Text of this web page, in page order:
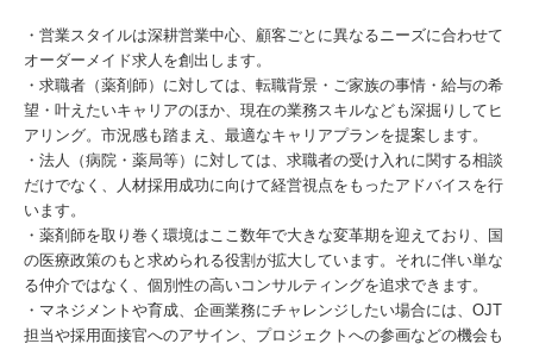
・営業スタイルは深耕営業中心、顧客ごとに異なるニーズに合わせて
オーダーメイド求人を創出します。
・求職者（薬剤師）に対しては、転職背景・ご家族の事情・給与の希
望・叶えたいキャリアのほか、現在の業務スキルなども深掘りしてヒ
アリング。市況感も踏まえ、最適なキャリアプランを提案します。
・法人（病院・薬局等）に対しては、求職者の受け入れに関する相談
だけでなく、人材採用成功に向けて経営視点をもったアドバイスを行
います。
・薬剤師を取り巻く環境はここ数年で大きな変革期を迎えており、国
の医療政策のもと求められる役割が拡大しています。それに伴い単な
る仲介ではなく、個別性の高いコンサルティングを追求できます。
・マネジメントや育成、企画業務にチャレンジしたい場合には、OJT
担当や採用面接官へのアサイン、プロジェクトへの参画などの機会も